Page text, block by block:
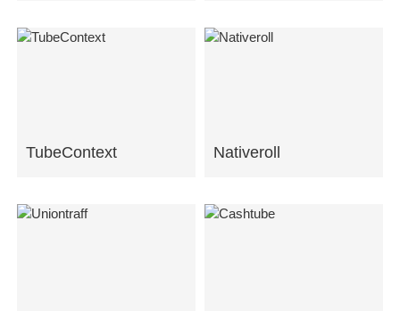
TubeContext Nativeroll